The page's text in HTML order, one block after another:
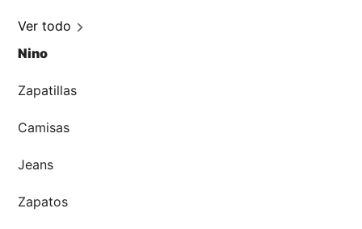
Ver todo
Nino
Zapatillas
Camisas
Jeans
Zapatos